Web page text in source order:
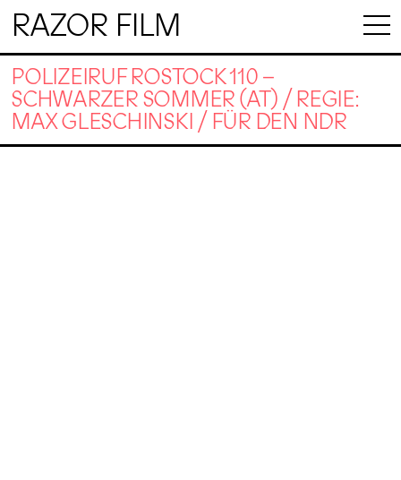
RAZOR FILM
POLIZEIRUF ROSTOCK 110 –
SCHWARZER SOMMER (AT) / REGIE:
MAX GLESCHINSKI / FÜR DEN NDR